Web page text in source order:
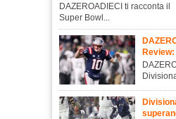
DAZEROADIECI ti racconta il
Super Bowl...